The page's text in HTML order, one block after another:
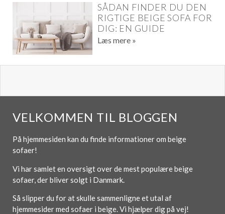
SÅDAN FINDER DU DEN
RIGTIGE BEIGE SOFA FOR
DIG: EN GUIDE
Læs mere »
VELKOMMEN TIL BLOGGEN
På hjemmesiden kan du finde informationer om beige
sofaer!
Vi har samlet en oversigt over de mest populære beige
sofaer, der bliver solgt i Danmark.
Så slipper du for at skulle sammenligne et utal af
hjemmesider med sofaer i beige. Vi hjælper dig på vej!